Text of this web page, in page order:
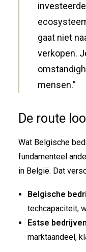
gaat niet
verkopen.
mensen.”
De route
Wat Belgische
fundamenteel
in België. Dat
Belgische
techcapaciteit,
Estse bedrijven
marktaandeel,